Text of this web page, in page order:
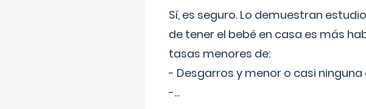
Sí, es seguro. Lo demuestran
de tener el bebé en casa es más
tasas menores de:
- Desgarros y menor o casi
-...